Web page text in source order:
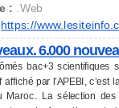
: .Web
https://
6.000
bac+3 scientifiques
affiché par l’APEBI,
La sélection des